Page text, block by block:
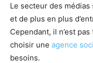
Le secteur des
et de plus en plus
Cependant, il n’est
choisir une agence
besoins.